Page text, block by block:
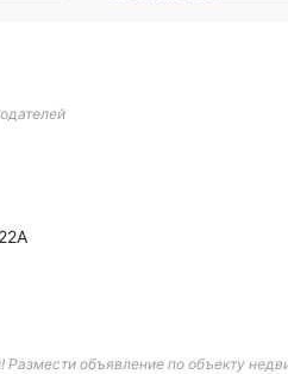
объявление по объекту